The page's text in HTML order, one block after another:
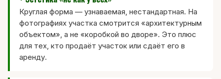
Круглая форма — узнаваемая, нестандартная. На
фотографиях участка смотрится «архитектурным
объектом», а не «коробкой во дворе». Это плюс
для тех, кто продаёт участок или сдаёт его в
аренду.